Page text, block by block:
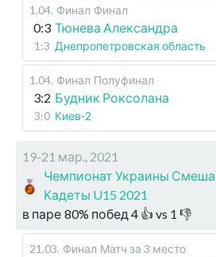
1.04. Финал Финал
0:3 Тюнева Александра
1:3 Днепропетровская область
1.04. Финал Полуфинал
3:2 Будник Роксолана
3:0 Киев-2
19-21 мар., 2021
Чемпионат Украины
Кадеты U15 2021
в паре 80% побед 4 👍 vs 1 👎
21.03. Финал Матч за 3 место